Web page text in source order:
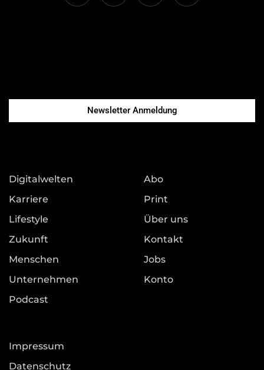
Newsletter Anmeldung
Digitalwelten
Karriere
Lifestyle
Zukunft
Menschen
Unternehmen
Podcast
Abo
Print
Über uns
Kontakt
Jobs
Konto
Impressum
Datenschutz